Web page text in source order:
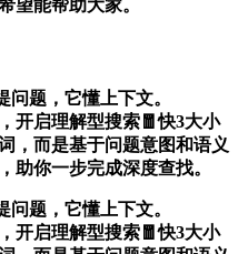
望能帮助大家。
题，它懂上下文。
开启理解型搜索🧧快3大小
，而是基于问题意图和语义
助你一步完成深度查找。
题，它懂上下文。
开启理解型搜索🧧快3大小